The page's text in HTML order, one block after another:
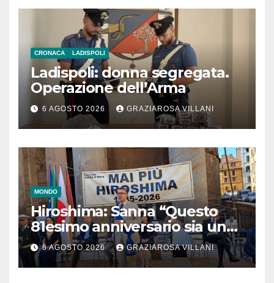
CRONACA LADISPOLI
Ladispoli: donna segregata.
Operazione dell’Arma
6 AGOSTO 2026 GRAZIAROSA VILLANI
MONDO
Hiroshima: Sanna “Questo
81esimo anniversario sia un
monito per tutti”
6 AGOSTO 2026 GRAZIAROSA VILLANI